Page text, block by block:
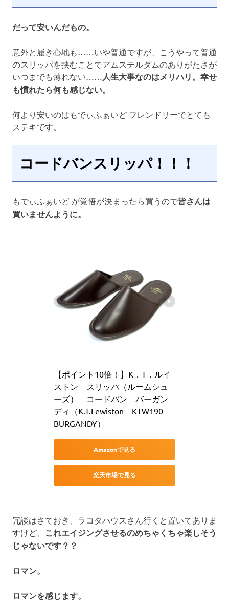
だって安いんだもの。
意外と履き心地も……いや普通ですが、こうやって普通
のスリッパを挟むことでアムステルダムのありがたさが
いつまでも薄れない……
人生大事なのはメリハリ。幸せ
も慣れたら何も感じない。
何より安いのはもでぃふぁいど フレンドリーでとても
ステキです。
コードバンスリッパ！！！
もでぃふぁいど が覚悟が決まったら買うので皆さんは
買いませんように。
【ポイント10倍！】K．T．ルイ
ストン　スリッパ（ルームシュ
ーズ）　コードバン　バーガン
ディ（K.T.Lewiston　KTW190
BURGANDY）
Amazonで見る
楽天市場で見る
冗談はさておき、ラコタハウスさん行くと置いてありま
すけど、 これエイジングさせるのめちゃくちゃ楽しそう
じゃないです？？
ロマン。
ロマンを感じます。